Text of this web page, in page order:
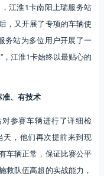
江淮1卡南阳上瑞服务站
，又开展了专项的车辆使
务站为多位用户开展了一
江淮1卡始终以最贴心的
、有技术
参赛车辆进行了详细检
，他们再次提前来到现
车辆正常，保证比赛公平
救队伍高超的实战能力，